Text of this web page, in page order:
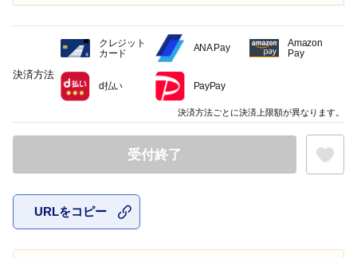
受付終了
URLをコピー
決済方法
クレジット
カード
ANA Pay
Amazon
Pay
d払い PayPay
決済方法ごとに決済上限額が異なります。